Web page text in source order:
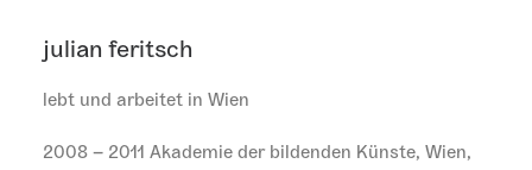
julian feritsch
lebt und arbeitet in Wien
2008 – 2011 Akademie der bildenden Künste, Wien,